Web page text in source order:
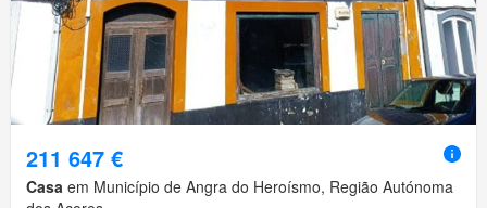
211 647 €
Casa em Município de Angra do Heroísmo, Região Autónoma